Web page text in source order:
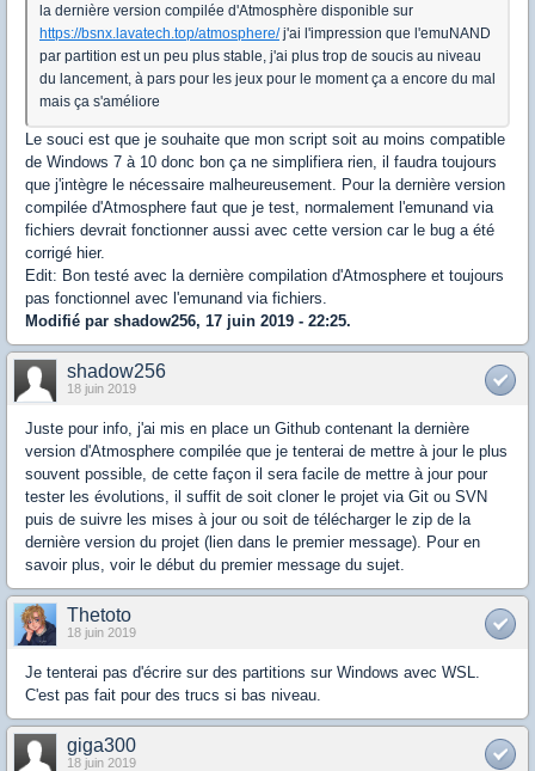
la dernière version compilée d'Atmosphère disponible sur
https://bsnx.lavatech.top/atmosphere/j'ai l'impression que l'emuNAND
par partition est un peu plus stable, j'ai plus trop de soucis au niveau
du lancement, à pars pour les jeux pour le moment ça a encore du mal
mais ça s'améliore
Le souci est que je souhaite que mon script soit au moins compatible
de Windows 7 à 10 donc bon ça ne simplifiera rien, il faudra toujours
que j'intègre le nécessaire malheureusement. Pour la dernière version
compilée d'Atmosphere faut que je test, normalement l'emunand via
fichiers devrait fonctionner aussi avec cette version car le bug a été
corrigé hier.
Edit: Bon testé avec la dernière compilation d'Atmosphere et toujours
pas fonctionnel avec l'emunand via fichiers.
Modifié par shadow256, 17 juin 2019 - 22:25.
shadow256
18 juin 2019
Juste pour info, j'ai mis en place un Github contenant la dernière
version d'Atmosphere compilée que je tenterai de mettre à jour le plus
souvent possible, de cette façon il sera facile de mettre à jour pour
tester les évolutions, il suffit de soit cloner le projet via Git ou SVN
puis de suivre les mises à jour ou soit de télécharger le zip de la
dernière version du projet (lien dans le premier message). Pour en
savoir plus, voir le début du premier message du sujet.
Thetoto
18 juin 2019
Je tenterai pas d'écrire sur des partitions sur Windows avec WSL.
C'est pas fait pour des trucs si bas niveau.
giga300
18 juin 2019